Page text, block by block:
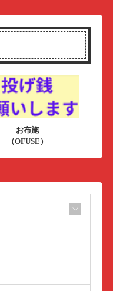
お布施
（OFUSE）